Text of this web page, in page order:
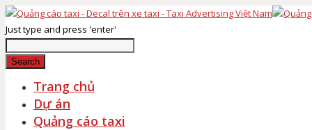
Just type and press 'enter'
Search
Trang chủ
Dự án
Quảng cáo taxi